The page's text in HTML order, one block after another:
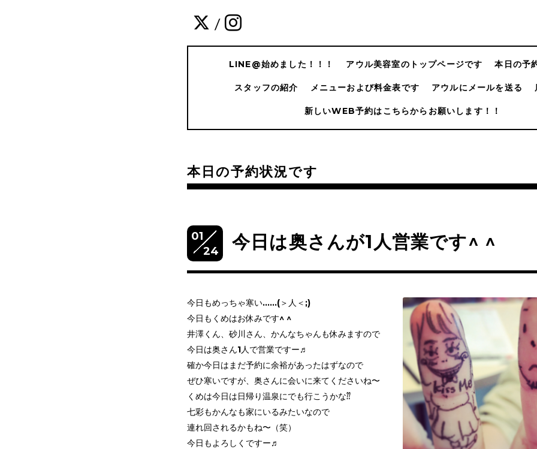
/
LINE@始めました！！！ アウル美容室のトップページです 本日の予
スタッフの紹介 メニューおよび料金表です アウルにメールを送る
新しいWEB予約はこちらからお願いします！！
本日の予約状況です
01
24
今日は奥さんが1人営業です^ ^
今日もめっちゃ寒い……(＞人＜;)
今日もくめはお休みです^ ^
井澤くん、砂川さん、かんなちゃんも休みますので
今日は奥さん1人で営業ですー♬
確か今日はまだ予約に余裕があったはずなので
ぜひ寒いですが、奥さんに会いに来てくださいね〜
くめは今日は日帰り温泉にでも行こうかな⁇
七彩もかんなも家にいるみたいなので
連れ回されるかもね〜（笑）
今日もよろしくですー♬